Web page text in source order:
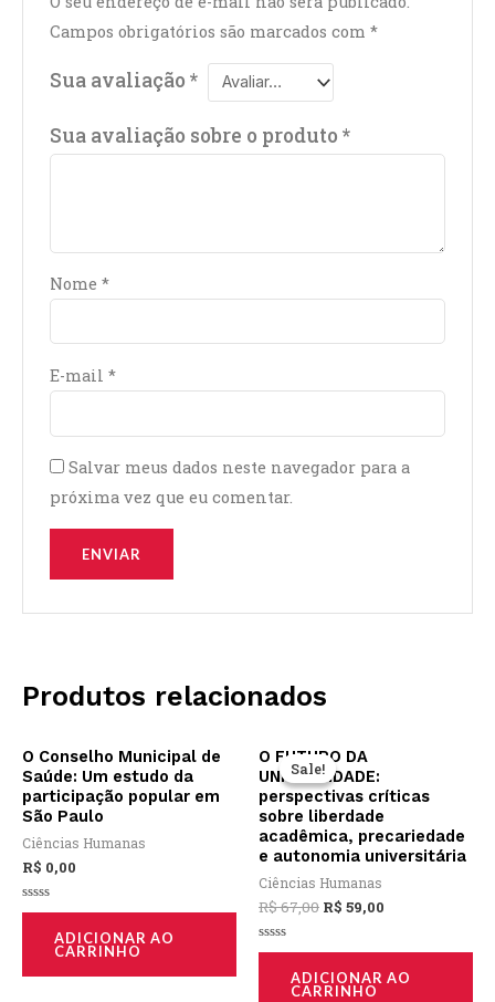
Campos obrigatórios são marcados com*
Sua avaliação*
Sua avaliação sobre o produto*
Nome*
E-mail*
Salvar meus dados neste navegador para a
próxima vez que eu comentar.
Produtos relacionados
O Conselho Municipal de
Saúde: Um estudo da
participação popular em
São Paulo
Ciências Humanas
R$ 0,00
Avaliação
ADICIONAR AO
CARRINHO
Sale!
Sale!
O FUTURO DA
UNIVERSIDADE:
perspectivas críticas
sobre liberdade
acadêmica, precariedade
e autonomia universitária
Ciências Humanas
R$67,00
preço
original
era:
R$ 67,00.
R$ 59,00
é:
Avaliação
ADICIONAR AO
CARRINHO